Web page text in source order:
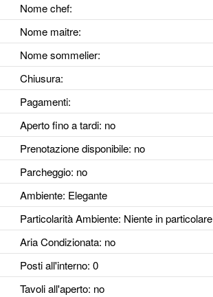
Nome chef:
Nome maitre:
Nome sommelier:
Chiusura:
Pagamenti:
Aperto fino a tardi: no
Prenotazione disponibile: no
Parcheggio: no
Ambiente: Elegante
Particolarità Ambiente: Niente in particolare
Aria Condizionata: no
Posti all'interno: 0
Tavoli all'aperto: no